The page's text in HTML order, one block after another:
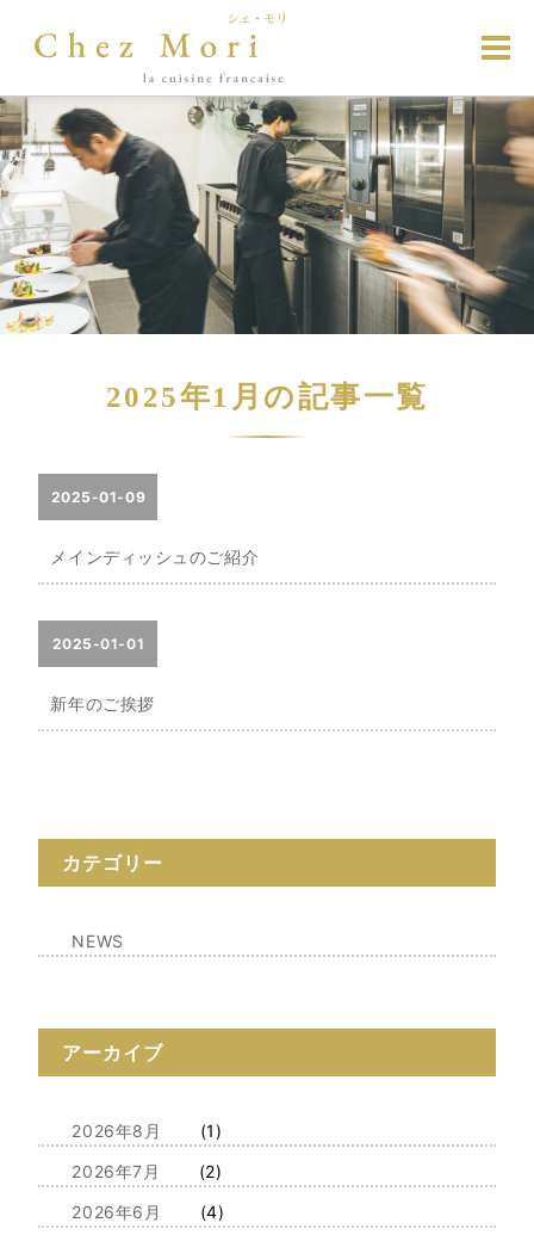
2025年1月の記事一覧
2025-01-09
メインディッシュのご紹介
2025-01-01
新年のご挨拶
カテゴリー
NEWS
アーカイブ
2026年8月
(1)
2026年7月
(2)
2026年6月
(4)